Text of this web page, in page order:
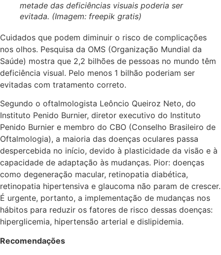
metade das deficiências visuais poderia ser
evitada. (Imagem: freepik gratis)
Cuidados que podem diminuir o risco de complicações
nos olhos. Pesquisa da OMS (Organização Mundial da
Saúde) mostra que 2,2 bilhões de pessoas no mundo têm
deficiência visual. Pelo menos 1 bilhão poderiam ser
evitadas com tratamento correto.
Segundo o oftalmologista Leôncio Queiroz Neto, do
Instituto Penido Burnier, diretor executivo do Instituto
Penido Burnier e membro do CBO (Conselho Brasileiro de
Oftalmologia), a maioria das doenças oculares passa
despercebida no início, devido à plasticidade da visão e à
capacidade de adaptação às mudanças. Pior: doenças
como degeneração macular, retinopatia diabética,
retinopatia hipertensiva e glaucoma não param de crescer.
É urgente, portanto, a implementação de mudanças nos
hábitos para reduzir os fatores de risco dessas doenças:
hiperglicemia, hipertensão arterial e dislipidemia.
Recomendações